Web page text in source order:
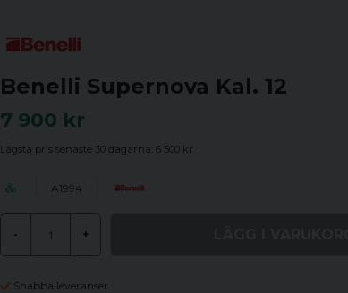
Benelli Supernova Kal. 12
7 900 kr
Lägsta pris senaste 30 dagarna:6 500 kr
A1994
- +
Snabba leveranser